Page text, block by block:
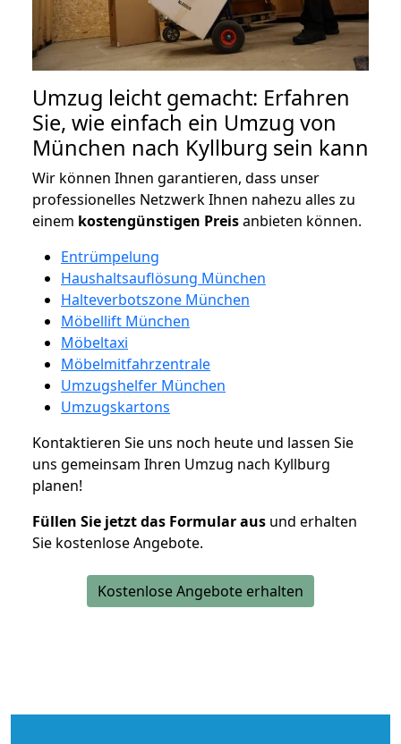
Umzug leicht gemacht: Erfahren
Sie, wie einfach ein Umzug von
München nach Kyllburg sein kann
Wir können Ihnen garantieren, dass unser
professionelles Netzwerk Ihnen nahezu alles zu
einem kostengünstigen Preisanbieten können.
Entrümpelung
Haushaltsauflösung München
Halteverbotszone München
Möbellift München
Möbeltaxi
Möbelmitfahrzentrale
Umzugshelfer München
Umzugskartons
Kontaktieren Sie uns noch heute und lassen Sie
uns gemeinsam Ihren Umzug nach Kyllburg
planen!
Füllen Sie jetzt das Formular aus und erhalten
Sie kostenlose Angebote.
Kostenlose Angebote erhalten